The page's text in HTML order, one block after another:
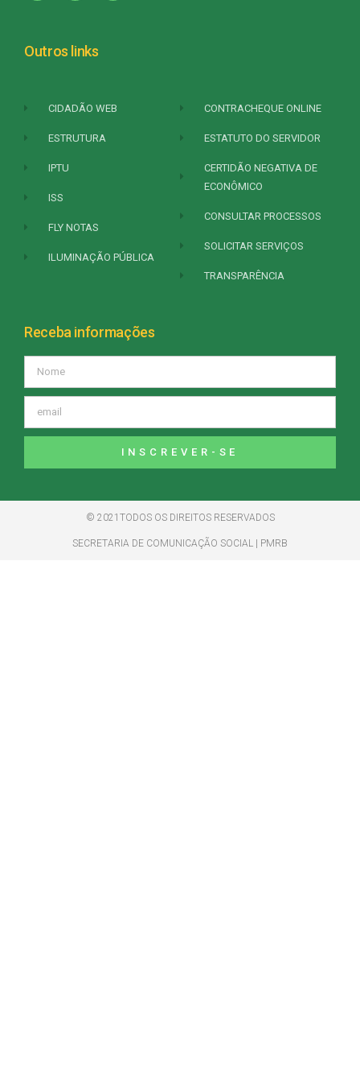
Outros links
CIDADÃO WEB
ESTRUTURA
IPTU
ISS
FLY NOTAS
ILUMINAÇÃO PÚBLICA
CONTRACHEQUE ONLINE
ESTATUTO DO SERVIDOR
CERTIDÃO NEGATIVA DE
ECONÔMICO
CONSULTAR PROCESSOS
SOLICITAR SERVIÇOS
TRANSPARÊNCIA
Receba informações
INSCREVER-SE
© 2021TODOS OS DIREITOS RESERVADOS
SECRETARIA DE COMUNICAÇÃO SOCIAL | PMRB